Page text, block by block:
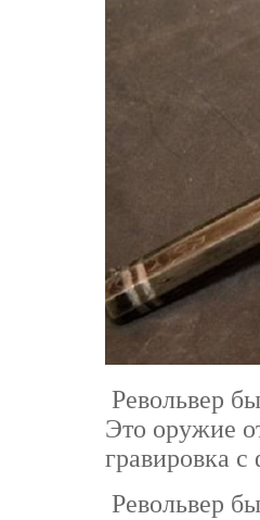
Револьвер
Это оружие
гравировка
Револьвер